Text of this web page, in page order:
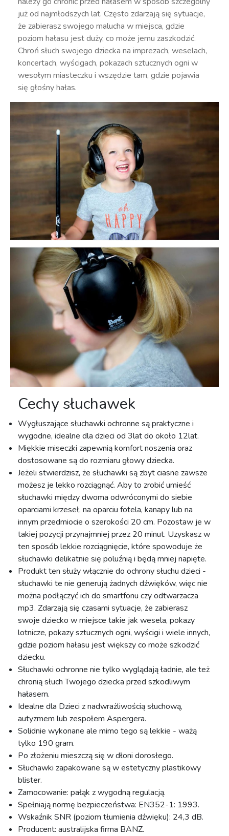
już od najmłodszych lat. Często zdarzają się sytuacje,
że zabierasz swojego malucha w miejsca, gdzie
poziom hałasu jest duży, co może jemu zaszkodzić.
Chroń słuch swojego dziecka na imprezach, weselach,
koncertach, wyścigach, pokazach sztucznych ogni w
wesołym miasteczku i wszędzie tam, gdzie pojawia
się głośny hałas.
Cechy słuchawek
Wygłuszające słuchawki ochronne są praktyczne i
wygodne, idealne dla dzieci od 3lat do około 12lat.
Miękkie miseczki zapewnią komfort noszenia oraz
dostosowane są do rozmiaru głowy dziecka.
Jeżeli stwierdzisz, że słuchawki są zbyt ciasne zawsze
możesz je lekko rozciągnąć. Aby to zrobić umieść
słuchawki między dwoma odwróconymi do siebie
oparciami krzeseł, na oparciu fotela, kanapy lub na
innym przedmiocie o szerokości 20 cm. Pozostaw je w
takiej pozycji przynajmniej przez 20 minut. Uzyskasz w
ten sposób lekkie rozciągnięcie, które spowoduje że
słuchawki delikatnie się poluźnią i będą mniej napięte.
Produkt ten służy włącznie do ochrony słuchu dzieci -
słuchawki te nie generują żadnych dźwięków, więc nie
można podłączyć ich do smartfonu czy odtwarzacza
mp3. Zdarzają się czasami sytuacje, że zabierasz
swoje dziecko w miejsce takie jak wesela, pokazy
lotnicze, pokazy sztucznych ogni, wyścigi i wiele innych,
gdzie poziom hałasu jest większy co może szkodzić
dziecku.
Słuchawki ochronne nie tylko wyglądają ładnie, ale też
chronią słuch Twojego dziecka przed szkodliwym
hałasem.
Idealne dla Dzieci z nadwrażliwością słuchową,
autyzmem lub zespołem Aspergera.
Solidnie wykonane ale mimo tego są lekkie - ważą
tylko 190 gram.
Po złożeniu mieszczą się w dłoni dorosłego.
Słuchawki zapakowane są w estetyczny plastikowy
blister.
Zamocowanie: pałąk z wygodną regulacją.
Spełniają normę bezpieczeństwa: EN352-1: 1993.
Wskaźnik SNR (poziom tłumienia dźwięku): 24,3 dB.
Producent: australijska firma BANZ.